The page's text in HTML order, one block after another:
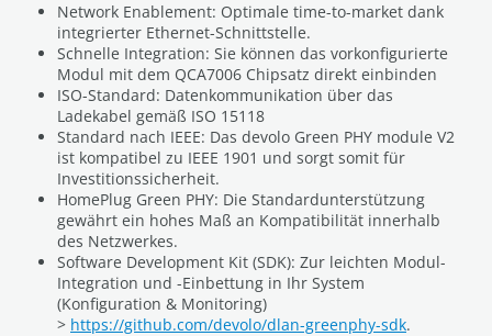
Network Enablement: Optimale time-to-market dank
integrierter Ethernet-Schnittstelle.
Schnelle Integration: Sie können das vorkonfigurierte
Modul mit dem QCA7006 Chipsatz direkt einbinden
ISO-Standard: Datenkommunikation über das
Ladekabel gemäß ISO 15118
Standard nach IEEE: Das devolo Green PHY module V2
ist kompatibel zu IEEE 1901 und sorgt somit für
Investitionssicherheit.
HomePlug Green PHY: Die Standardunterstützung
gewährt ein hohes Maß an Kompatibilität innerhalb
des Netzwerkes.
Software Development Kit (SDK): Zur leichten Modul-
Integration und -Einbettung in Ihr System
(Konfiguration & Monitoring)
> https://github.com/devolo/dlan-greenphy-sdk.